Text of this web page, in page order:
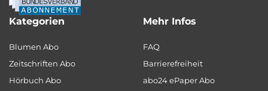
Kategorien
Blumen Abo
Zeitschriften Abo
Hörbuch Abo
Mehr Infos
FAQ
Barrierefreiheit
abo24 ePaper Abo